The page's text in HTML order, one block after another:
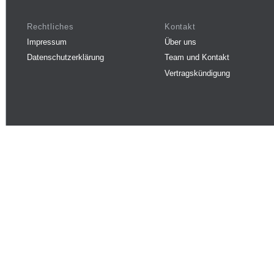
Rechtliches
Impressum
Datenschutzerklärung
Kontakt
Über uns
Team und Kontakt
Vertragskündigung